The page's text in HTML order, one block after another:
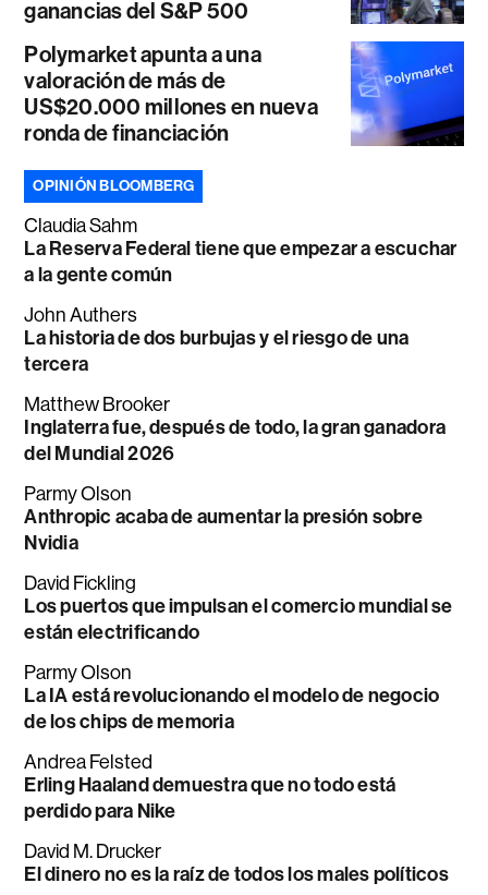
ganancias del S&P 500
Polymarket apunta a una
valoración de más de
US$20.000 millones en nueva
ronda de financiación
OPINIÓN BLOOMBERG
Claudia Sahm
La Reserva Federal tiene que empezar a escuchar
a la gente común
John Authers
La historia de dos burbujas y el riesgo de una
tercera
Matthew Brooker
Inglaterra fue, después de todo, la gran ganadora
del Mundial 2026
Parmy Olson
Anthropic acaba de aumentar la presión sobre
Nvidia
David Fickling
Los puertos que impulsan el comercio mundial se
están electrificando
Parmy Olson
La IA está revolucionando el modelo de negocio
de los chips de memoria
Andrea Felsted
Erling Haaland demuestra que no todo está
perdido para Nike
David M. Drucker
El dinero no es la raíz de todos los males políticos